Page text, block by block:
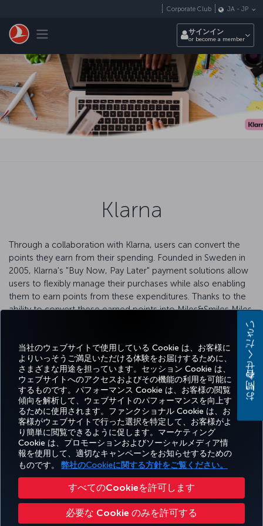
当社のウェブサイトで使用している Cookie は、お客様に
よりいっそうご満足いただける体験をお届けするために、
さまざまな用途を担っています。セッション Cookie は、
ウェブサイトへのアクセスおよびその機能の利用を可能に
するものです。パフォーマンス Cookie は、お客様の閲覧
傾向を解析して、ウェブサイトのパフォーマンスを向上す
るために使用されます。ファンクショナル Cookie は、お
客様がウェブサイトで行った選択を特定して、お客様がよ
り簡単に閲覧できるように促します。マーケティング
Cookie は、プロモーションおよびソーシャルメディア情
報を使用して、適切なキャンペーンをお知らせするための
ものです。
弊社のCookieに関する方針をご覧ください。
すべてのCookieを許可します
必要な Cookie のみを許可する
Toggle navigation
Corporate Club JA - JP
サインイン
or become a member
Klarna
Through a collaboration with Klarna, users can convert the
points they earn from their spending. Founded in Sweden in
2005, Klarna's "Buy Now, Pay Later" payment solutions allow
users to flexibly manage their purchases while also enabling
them to earn points from these expenditures. Thanks to the
ability to convert these earned points into Miles&Smiles Miles,
For detailed information, you can visit theKlarnaplatform.
Facebook
TwitterInstagram
YouTubeLinkedIn
Tiktokブログ
エク
スペ
リエ
ンス
お得
な情
報と
目的
地
お気
に入
りの
目的
地
ヘ
ル
プ
Miles&Smiles
Corporate
Club
アクセシビリティ プライバシーポリシーおよびクッキーポリシー 法律上のお知らせ 搭乗者の権利
Cookie 設定の変更 EU データ主体の権利
お問い合わせください